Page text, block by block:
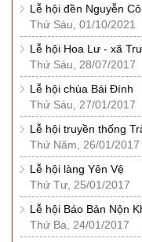
Lễ hội đền Nguyễn
Thứ Sáu, 01/10/2021
Lễ hội Hoa Lư - xã
Thứ Sáu, 28/07/2017
Lễ hội chùa Bái Đính
Thứ Sáu, 27/01/2017
Lễ hội truyền thống
Thứ Năm, 26/01/2017
Lễ hội làng Yên Vệ
Thứ Tư, 25/01/2017
Lễ hội Báo Bản Nộn
Thứ Ba, 24/01/2017